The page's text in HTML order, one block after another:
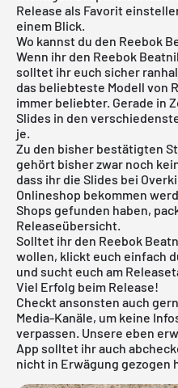
Release als Favorit
einem Blick.
Wo kannst du den Reebok
Wenn ihr den Reebok
solltet ihr euch sicher
das beliebteste Modell von
immer beliebter. Gerade in
Slides in den
je.
Zu den bisher bestätigten
gehört bisher zwar noch
dass ihr die Slides bei
Onlineshop bekommen
Shops gefunden haben,
Releaseübersicht.
Solltet ihr den Reebok
wollen, klickt euch einfach
und sucht euch am
Viel Erfolg beim Release!
Checkt ansonsten auch
Media-Kanäle, um keine
verpassen. Unsere eben
App solltet ihr auch
nicht in Erwägung gezogen